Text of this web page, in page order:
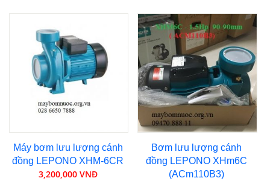
Máy bơm lưu lượng cánh
đồng LEPONO XHM-6CR
3,200,000 VNĐ
Bơm lưu lượng cánh
đồng LEPONO XHm6C
(ACm110B3)